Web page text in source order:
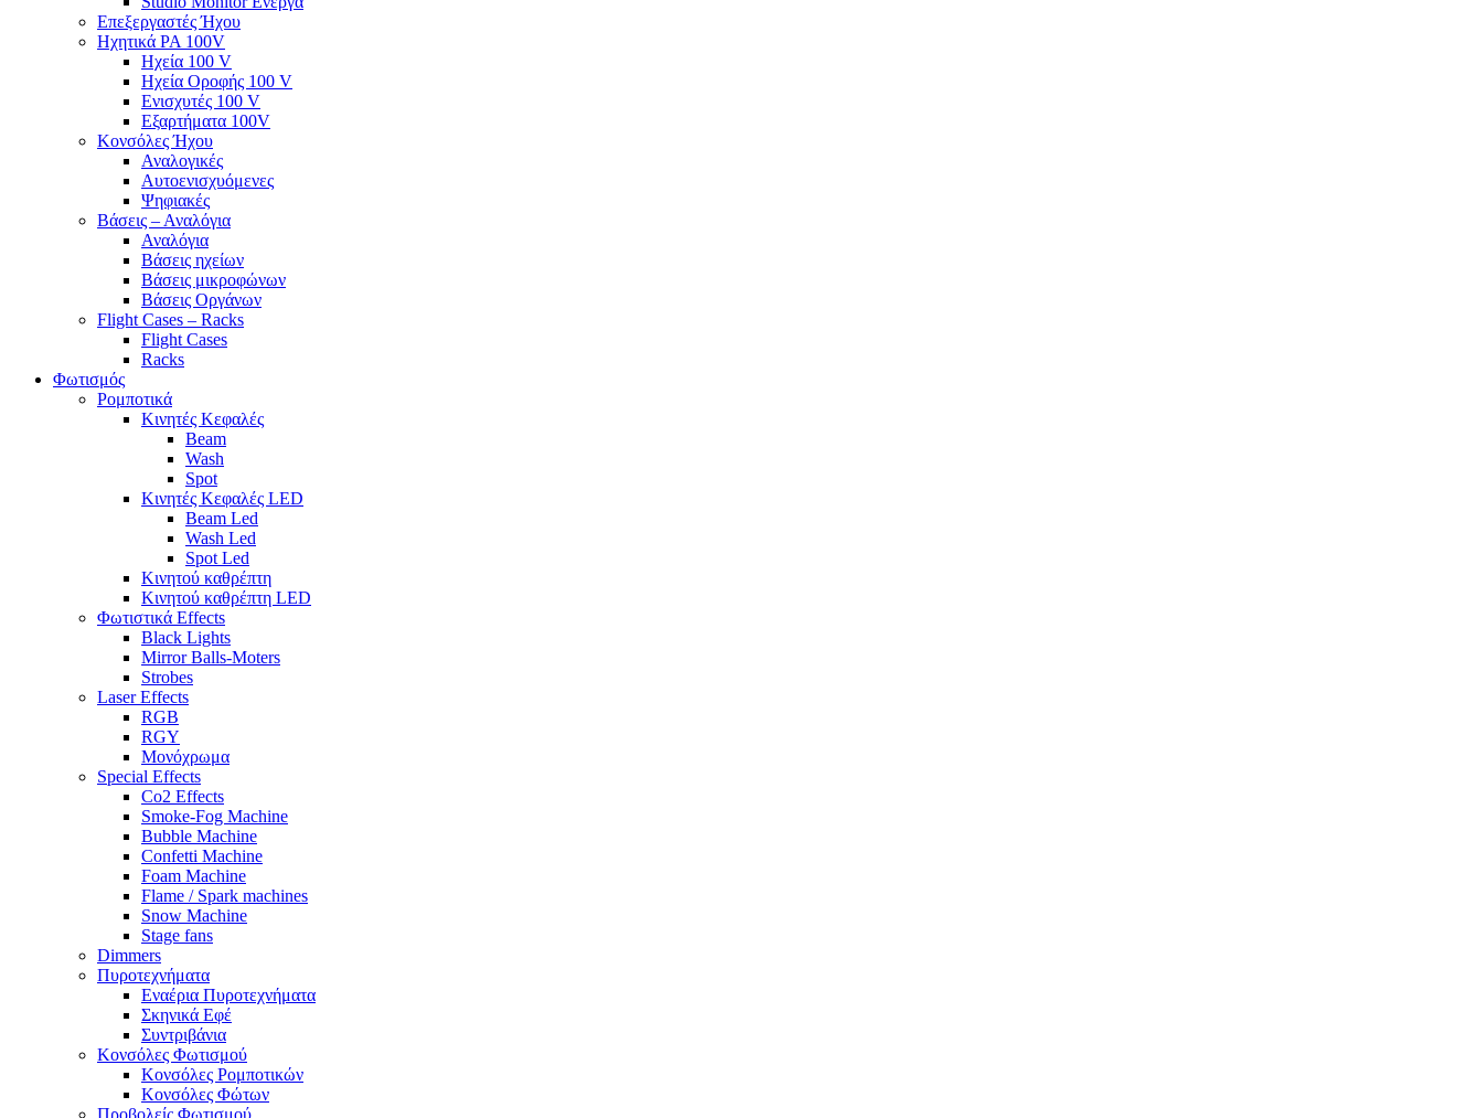
Επεξεργαστές Ήχου
Ηχητικά PA 100V
Ηχεία 100 V
Ηχεία Οροφής 100 V
Ενισχυτές 100 V
Εξαρτήματα 100V
Κονσόλες Ήχου
Αναλογικές
Αυτοενισχυόμενες
Ψηφιακές
Βάσεις – Αναλόγια
Αναλόγια
Βάσεις ηχείων
Βάσεις μικροφώνων
Βάσεις Οργάνων
Flight Cases – Racks
Flight Cases
Racks
Φωτισμός
Ρομποτικά
Κινητές Κεφαλές
Beam
Wash
Spot
Κινητές Κεφαλές LED
Beam Led
Wash Led
Spot Led
Κινητού καθρέπτη
Κινητού καθρέπτη LED
Φωτιστικά Effects
Black Lights
Mirror Balls-Moters
Strobes
Laser Effects
RGB
RGY
Μονόχρωμα
Special Effects
Co2 Effects
Smoke-Fog Machine
Bubble Machine
Confetti Machine
Foam Machine
Flame / Spark machines
Snow Machine
Stage fans
Dimmers
Πυροτεχνήματα
Εναέρια Πυροτεχνήματα
Σκηνικά Εφέ
Συντριβάνια
Κονσόλες Φωτισμού
Κονσόλες Ρομποτικών
Κονσόλες Φώτων
Προβολείς Φωτισμού